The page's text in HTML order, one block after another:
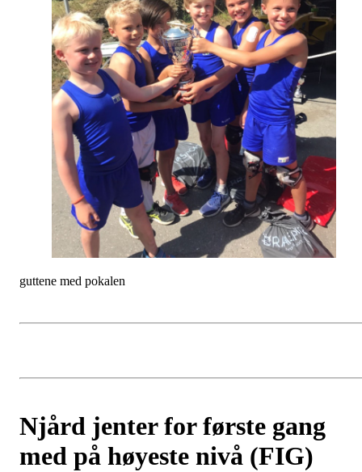
guttene med pokalen
Njård jenter for første gang
med på høyeste nivå (FIG)